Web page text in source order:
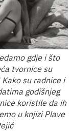
gdje i što
tvornice su
su radnice i
godišnjeg
koristile da ih
u knjizi Plave